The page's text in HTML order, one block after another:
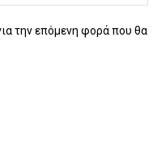
την επόμενη φορά που θα